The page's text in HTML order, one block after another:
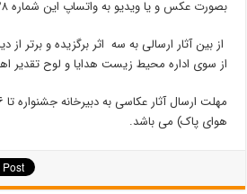
بصورت عکس و یا ویدیو به واتساپ این شماره ۰۹۳۰۴۳۵۷۴۲۸ ارسال کنند .
از بین آثار ارسالی به سه اثر برگزیده و برتر از
از سوی اداره محیط زیست هدایا و لوح تقدیر
هوای پاک) می باشد.